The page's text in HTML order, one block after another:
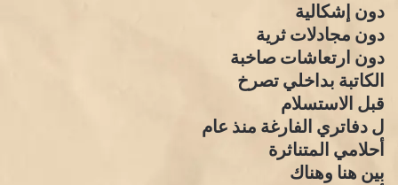
دون إشكالية
دون مجادلات ثرية
دون ارتعاشات صاخبة
الكاتبة بداخلي تصرخ
قبل الاستسلام
ل دفاتري الفارغة منذ عام
أحلامي المتناثرة
بين هنا وهناك